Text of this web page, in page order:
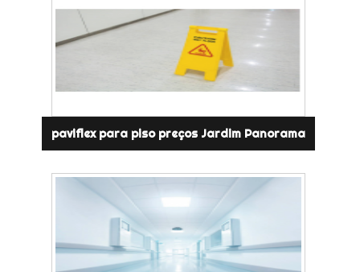
paviflex para piso preços Jardim Panorama